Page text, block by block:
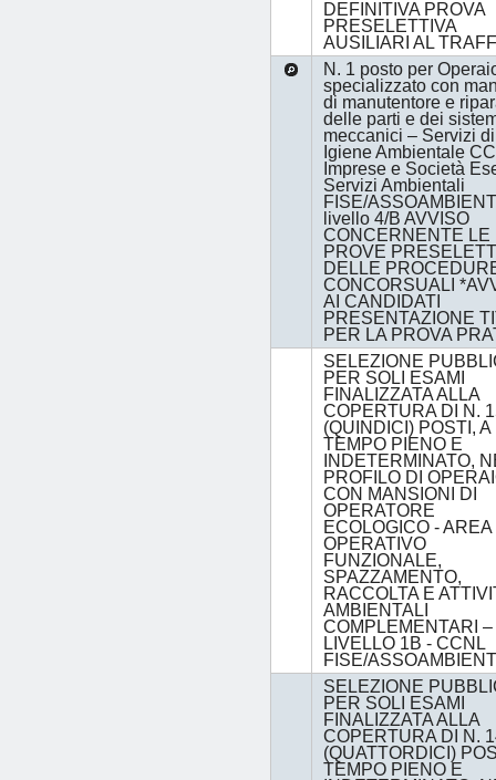
DEFINITIVA PROVA
PRESELETTIVA
AUSILIARI AL
N. 1 posto per
specializzato con
di manutentore e
delle parti e dei
meccanici – Servizi di
Igiene Ambientale
Imprese e Società
Servizi Ambientali
FISE/
livello 4/B AVVISO
CONCERNENTE LE
PROVE
DELLE
CONCORSUALI
AI CANDIDATI
PRESENTAZIONE
PER LA PROVA
SELEZIONE
PER SOLI ESAMI
FINALIZZATA ALLA
COPERTURA DI N.
(QUINDICI) POSTI, A
TEMPO PIENO E
INDETERMINATO,
PROFILO DI
CON MANSIONI DI
OPERATORE
ECOLOGICO - AREA
OPERATIVO
FUNZIONALE,
SPAZZAMENTO,
RACCOLTA E
AMBIENTALI
COMPLEMENTARI –
LIVELLO 1B - CCNL
FISE/
SELEZIONE
PER SOLI ESAMI
FINALIZZATA ALLA
COPERTURA DI N.
(QUATTORDICI)
TEMPO PIENO E